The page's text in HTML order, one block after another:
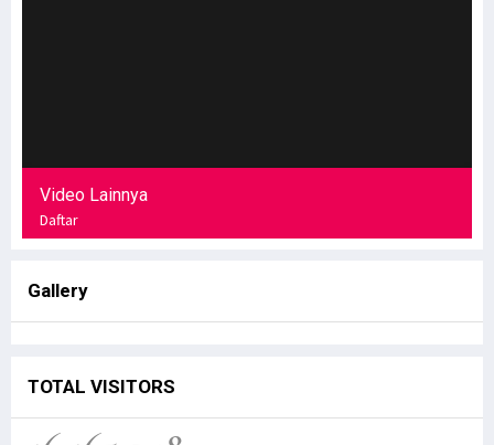
Video Lainnya
Daftar
Gallery
TOTAL VISITORS